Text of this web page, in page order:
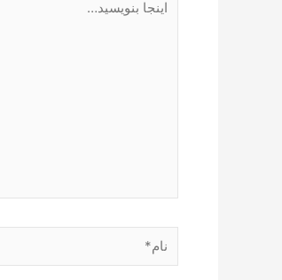
بنویسید…
نام*